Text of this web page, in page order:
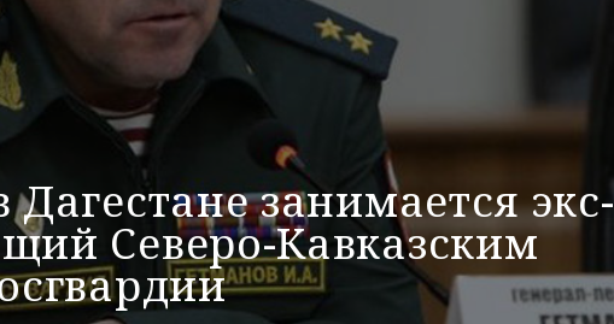
занимается экс-
Северо-Кавказским